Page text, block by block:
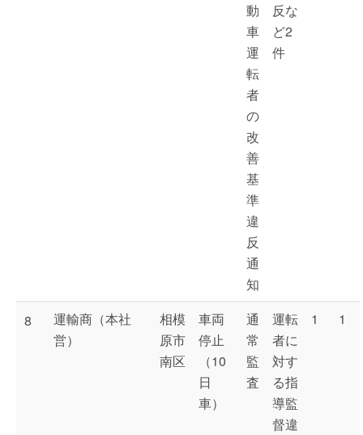
動
車
運
転
者
の
改
善
基
準
違
反
通
知
反な
ど2
件
8
運輸商（本社
営）
相模
原市
南区
車両
停止
（10
日
車）
通
常
監
査
運転
者に
対す
る指
導監
督違
1 1